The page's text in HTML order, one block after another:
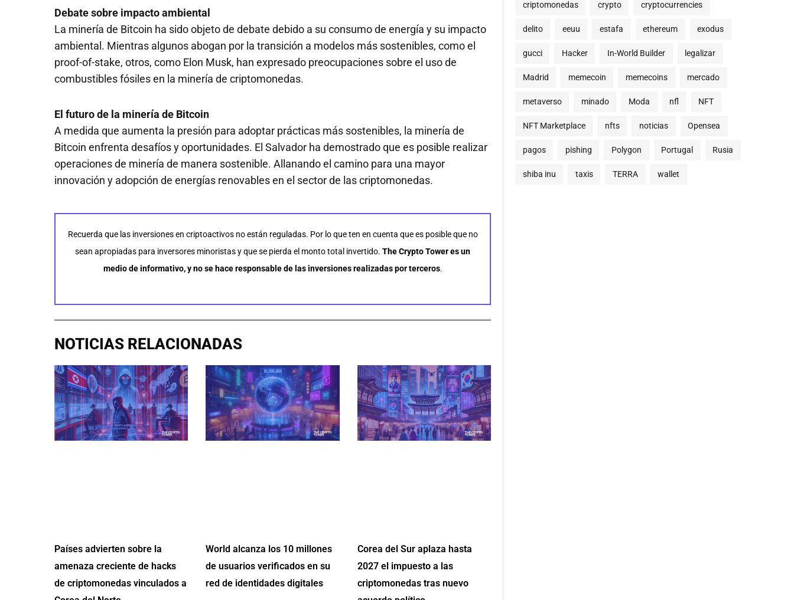
Debate sobre impacto ambiental
La minería de Bitcoin ha sido objeto de debate debido a su consumo de energía y su impacto
ambiental. Mientras algunos abogan por la transición a modelos más sostenibles, como el
proof-of-stake, otros, como Elon Musk, han expresado preocupaciones sobre el uso de
combustibles fósiles en la minería de criptomonedas.
El futuro de la minería de Bitcoin
A medida que aumenta la presión para adoptar prácticas más sostenibles, la minería de
Bitcoin enfrenta desafíos y oportunidades. El Salvador ha demostrado que es posible realizar
operaciones de minería de manera sostenible. Allanando el camino para una mayor
innovación y adopción de energías renovables en el sector de las criptomonedas.
Recuerda que las inversiones en criptoactivos no están reguladas. Por lo que ten en cuenta que es posible que no
sean apropiadas para inversores minoristas y que se pierda el monto total invertido. The Crypto Tower es un
medio de informativo, y no se hace responsable de las inversiones realizadas por terceros.
NOTICIAS RELACIONADAS
Países advierten sobre la
amenaza creciente de hacks
de criptomonedas vinculados a
World alcanza los 10 millones
de usuarios verificados en su
red de identidades digitales
Corea del Sur aplaza hasta
2027 el impuesto a las
criptomonedas tras nuevo
criptomonedas crypto cryptocurrencies
delito eeuu estafa ethereum exodus
gucci Hacker In-World Builder legalizar
Madrid memecoin memecoins mercado
metaverso minado Moda nfl NFT
NFT Marketplace nfts noticias Opensea
pagos pishing Polygon Portugal Rusia
shiba inu taxis TERRA wallet